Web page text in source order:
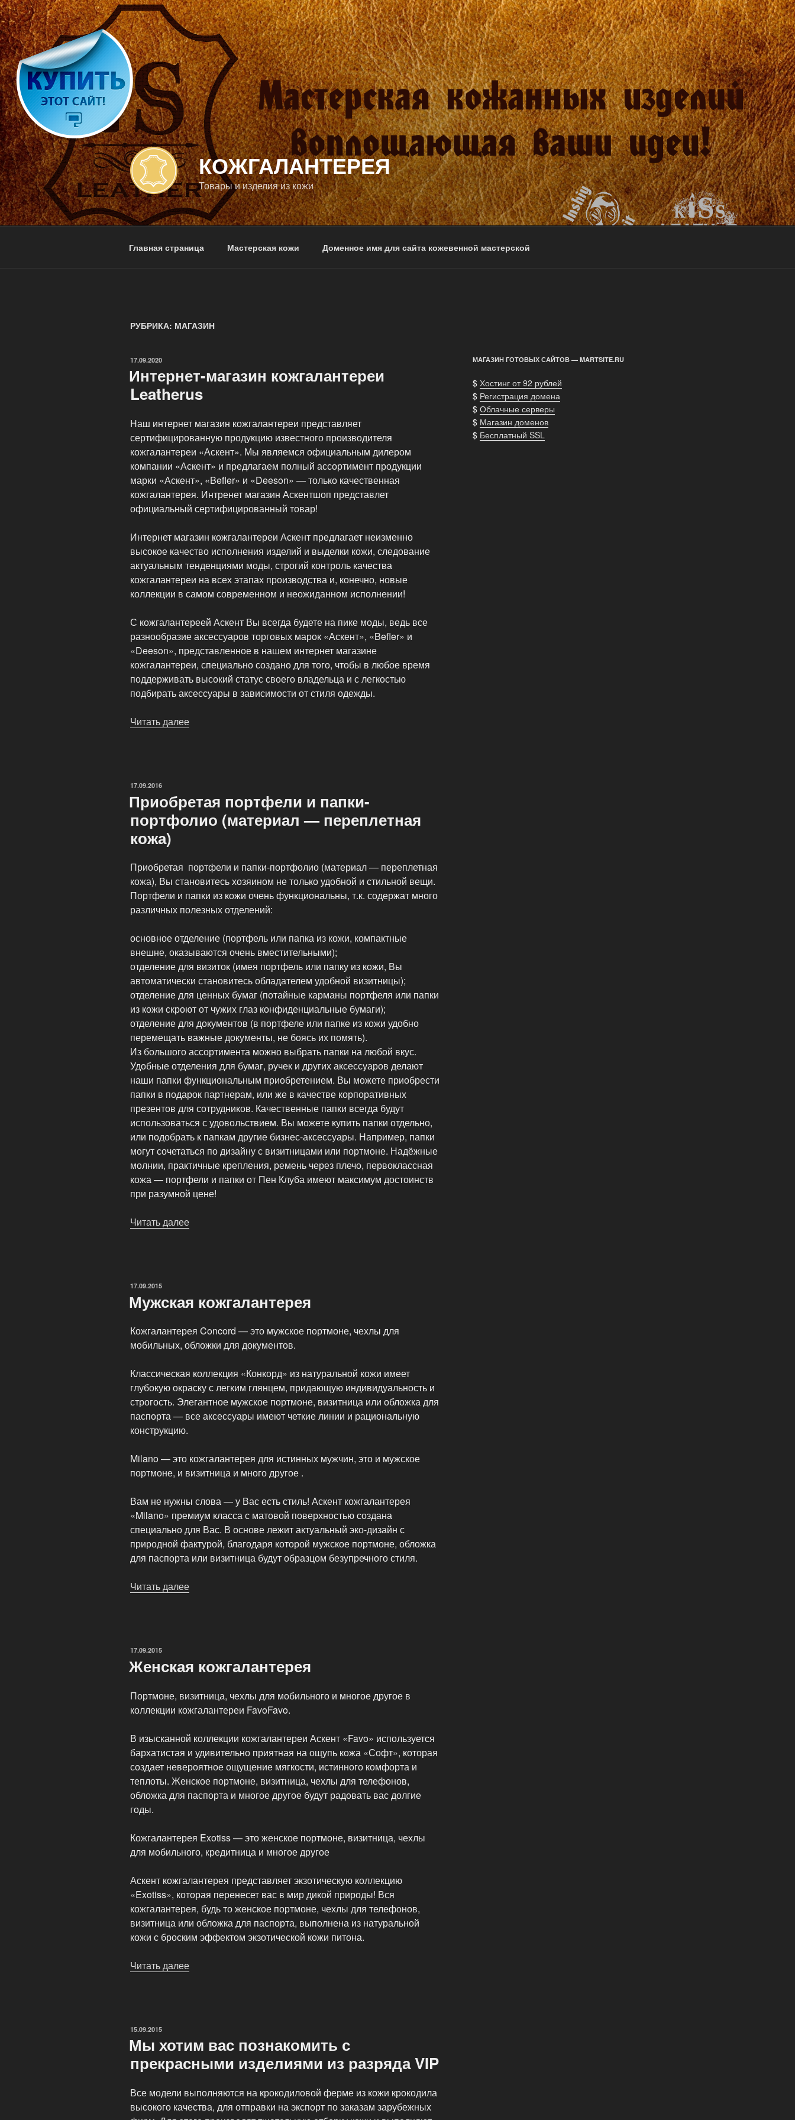
Перейти
к
содержимому
КОЖГАЛАНТЕРЕЯ
Товары и изделия из кожи
Главная страница Мастерская кожи Доменное имя для сайта кожевенной мастерской
РУБРИКА: МАГАЗИН
ОПУБЛИКОВАНО
17.09.2020
Интернет-магазин кожгалантереи
Leatherus
Наш интернет магазин кожгалантереи представляет
сертифицированную продукцию известного производителя
кожгалантереи «Аскент». Мы являемся официальным дилером
компании «Аскент» и предлагаем полный ассортимент продукции
марки «Аскент», «Befler» и «Deeson» — только качественная
кожгалантерея. Интренет магазин Аскентшоп представлет
официальный сертифицированный товар!
Интернет магазин кожгалантереи Аскент предлагает неизменно
высокое качество исполнения изделий и выделки кожи, следование
актуальным тенденциями моды, строгий контроль качества
кожгалантереи на всех этапах производства и, конечно, новые
коллекции в самом современном и неожиданном исполнении!
С кожгалантереей Аскент Вы всегда будете на пике моды, ведь все
разнообразие аксессуаров торговых марок «Аскент», «Befler» и
«Deeson», представленное в нашем интернет магазине
кожгалантереи, специально создано для того, чтобы в любое время
поддерживать высокий статус своего владельца и с легкостью
подбирать аксессуары в зависимости от стиля одежды.
Читать далее
ОПУБЛИКОВАНО
17.09.2016
Приобретая портфели и папки-
портфолио (материал — переплетная
кожа)
Приобретая портфели и папки-портфолио (материал — переплетная
кожа), Вы становитесь хозяином не только удобной и стильной вещи.
Портфели и папки из кожи очень функциональны, т.к. содержат много
различных полезных отделений:
основное отделение (портфель или папка из кожи, компактные
внешне, оказываются очень вместительными);
отделение для визиток (имея портфель или папку из кожи, Вы
автоматически становитесь обладателем удобной визитницы);
отделение для ценных бумаг (потайные карманы портфеля или папки
из кожи скроют от чужих глаз конфиденциальные бумаги);
отделение для документов (в портфеле или папке из кожи удобно
перемещать важные документы, не боясь их помять).
Из большого ассортимента можно выбрать папки на любой вкус.
Удобные отделения для бумаг, ручек и других аксессуаров делают
наши папки функциональным приобретением. Вы можете приобрести
папки в подарок партнерам, или же в качестве корпоративных
презентов для сотрудников. Качественные папки всегда будут
использоваться с удовольствием. Вы можете купить папки отдельно,
или подобрать к папкам другие бизнес-аксессуары. Например, папки
могут сочетаться по дизайну с визитницами или портмоне. Надёжные
молнии, практичные крепления, ремень через плечо, первоклассная
кожа — портфели и папки от Пен Клуба имеют максимум достоинств
при разумной цене!
Читать далее
—
кожа)»
ОПУБЛИКОВАНО
17.09.2015
Мужская кожгалантерея
Кожгалантерея Concord — это мужское портмоне, чехлы для
мобильных, обложки для документов.
Классическая коллекция «Конкорд» из натуральной кожи имеет
глубокую окраску с легким глянцем, придающую индивидуальность и
строгость. Элегантное мужское портмоне, визитница или обложка для
паспорта — все аксессуары имеют четкие линии и рациональную
конструкцию.
Milano — это кожгалантерея для истинных мужчин, это и мужское
портмоне, и визитница и много другое .
Вам не нужны слова — у Вас есть стиль! Аскент кожгалантерея
«Milano» премиум класса с матовой поверхностью создана
специально для Вас. В основе лежит актуальный эко-дизайн с
природной фактурой, благодаря которой мужское портмоне, обложка
для паспорта или визитница будут образцом безупречного стиля.
Читать далее
ОПУБЛИКОВАНО
17.09.2015
Женская кожгалантерея
Портмоне, визитница, чехлы для мобильного и многое другое в
коллекции кожгалантереи FavoFavo.
В изысканной коллекции кожгалантереи Аскент «Favo» используется
бархатистая и удивительно приятная на ощупь кожа «Софт», которая
создает невероятное ощущение мягкости, истинного комфорта и
теплоты. Женское портмоне, визитница, чехлы для телефонов,
обложка для паспорта и многое другое будут радовать вас долгие
годы.
Кожгалантерея Exotiss — это женское портмоне, визитница, чехлы
для мобильного, кредитница и многое другое
Аскент кожгалантерея представляет экзотическую коллекцию
«Exotiss», которая перенесет вас в мир дикой природы! Вся
кожгалантерея, будь то женское портмоне, чехлы для телефонов,
визитница или обложка для паспорта, выполнена из натуральной
кожи с броским эффектом экзотической кожи питона.
Читать далее
ОПУБЛИКОВАНО
15.09.2015
Мы хотим вас познакомить с
прекрасными изделиями из разряда VIP
Все модели выполняются на крокодиловой ферме из кожи крокодила
высокого качества, для отправки на экспорт по заказам зарубежных
МАГАЗИН ГОТОВЫХ САЙТОВ — MARTSITE.RU
$ Хостинг от 92 рублей
$ Регистрация домена
$ Облачные серверы
$ Магазин доменов
$ Бесплатный SSL